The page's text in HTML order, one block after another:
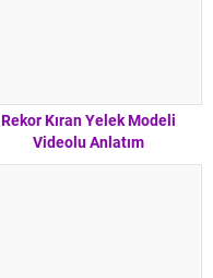
Rekor Kıran Yelek Modeli
Videolu Anlatım